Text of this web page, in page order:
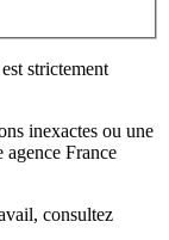
strictement
inexactes ou une
agence France
, consultez